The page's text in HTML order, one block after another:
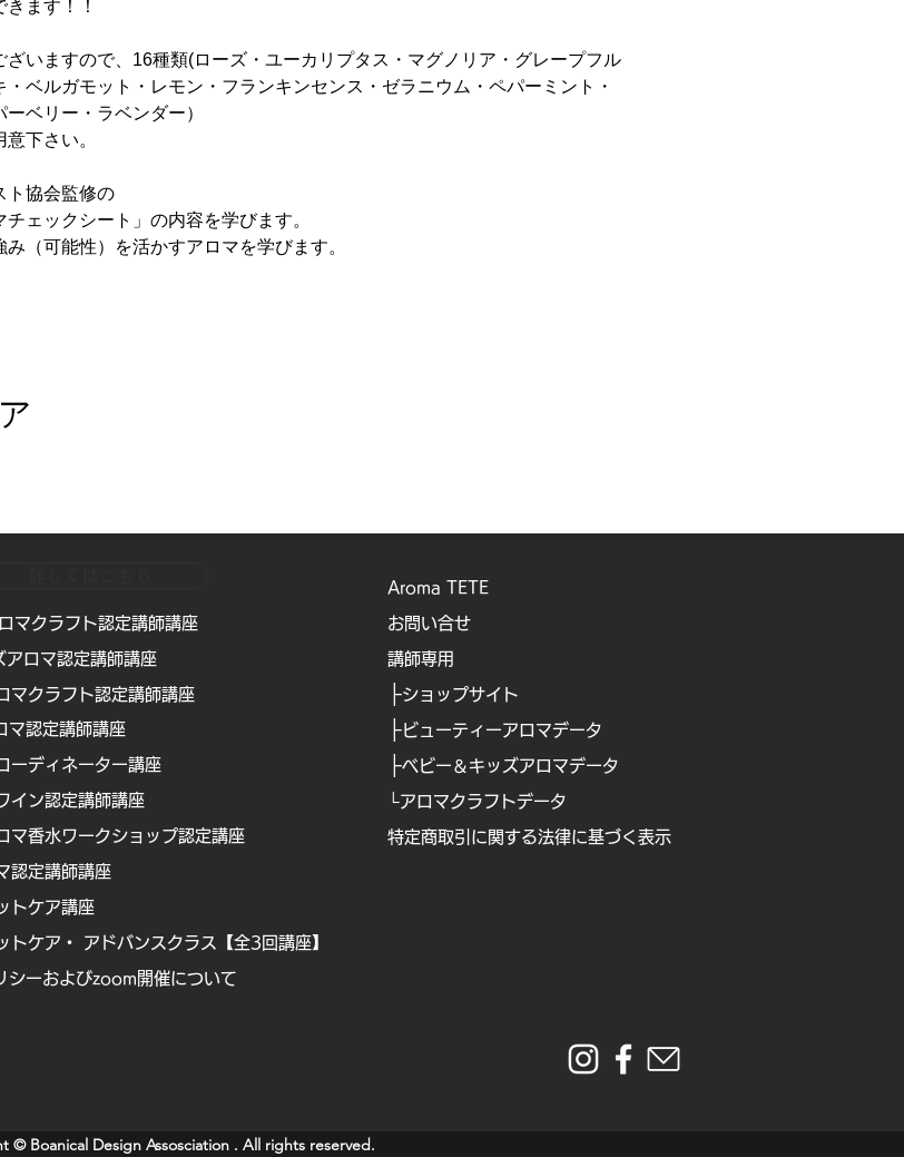
ます！！
ざいますので、16種類(ローズ・ユーカリプタス・マグノリア・グレープフル
ベルガモット・レモン・フランキンセンス・ゼラニウム・ペパーミント・
ベリー・ラベンダー）
下さい。
ト協会監修の
ェックシート」の内容を学びます。
（可能性）を活かすアロマを学びます。
マクラフト認定講師講座
アロマ認定講師講座
マクラフト認定講師講座
マ認定講師講座
ーディネーター講座
イン認定講師講座
マ香水ワークショップ認定講座
認定講師講座
トケア講座
トケア・ アドバンスクラス【全3回講座】
シーおよびzoom開催について
Aroma TETE
お問い合せ
​講師専用
├ショップサイト
├ ビューティーアロマデータ
├ベビー＆キッズアロマデータ
└アロマクラフトデータ
特定商取引に関する法律に基づく表示
© Boanical Design Assosciation . All rights reserved.